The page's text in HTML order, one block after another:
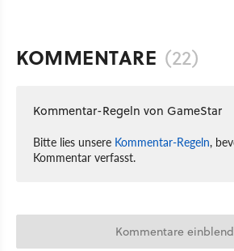
KOMMENTARE (22)
Kommentar-Regeln von GameStar
Bitte lies unsere Kommentar-Regeln,
Kommentar verfasst.
Kommentare